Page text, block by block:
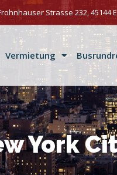
Strasse 232, 45144
Vermietung
York